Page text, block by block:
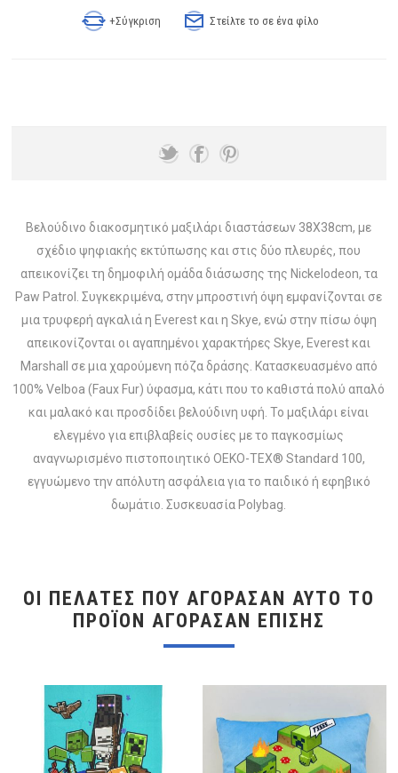
+Σύγκριση Στείλτε το σε ένα φίλο
Βελούδινο διακοσμητικό μαξιλάρι διαστάσεων 38X38cm, με
σχέδιο ψηφιακής εκτύπωσης και στις δύο πλευρές, που
απεικονίζει τη δημοφιλή ομάδα διάσωσης της Nickelodeon, τα
Paw Patrol. Συγκεκριμένα, στην μπροστινή όψη εμφανίζονται σε
μια τρυφερή αγκαλιά η Everest και η Skye, ενώ στην πίσω όψη
απεικονίζονται οι αγαπημένοι χαρακτήρες Skye, Everest και
Marshall σε μια χαρούμενη πόζα δράσης. Κατασκευασμένο από
100% Velboa (Faux Fur) ύφασμα, κάτι που το καθιστά πολύ απαλό
και μαλακό και προσδίδει βελούδινη υφή. Το μαξιλάρι είναι
ελεγμένο για επιβλαβείς ουσίες με το παγκοσμίως
αναγνωρισμένο πιστοποιητικό OEKO-TEX® Standard 100,
εγγυώμενο την απόλυτη ασφάλεια για το παιδικό ή εφηβικό
δωμάτιο. Συσκευασία Polybag.
ΟΙ ΠΕΛΆΤΕΣ ΠΟΥ ΑΓΌΡΑΣΑΝ ΑΥΤΌ ΤΟ
ΠΡΟΪΌΝ ΑΓΌΡΑΣΑΝ ΕΠΊΣΗΣ